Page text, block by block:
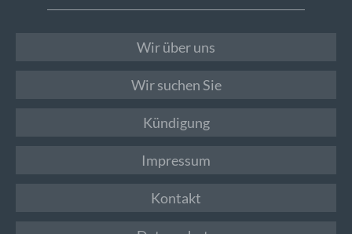
Wir über uns
Wir suchen Sie
Kündigung
Impressum
Kontakt